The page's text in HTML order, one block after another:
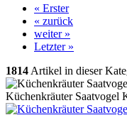
« Erster
« zurück
weiter »
Letzter »
1814 Artikel in dieser
Küchenkräuter Saatvogel